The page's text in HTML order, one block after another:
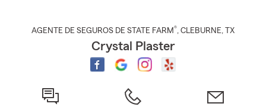
AGENTE DE SEGUROS DE STATE FARM®, CLEBURNE, TX
Crystal Plaster